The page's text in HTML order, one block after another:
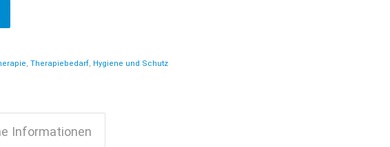
,Therapiebedarf, Hygiene und Schutz
Informationen